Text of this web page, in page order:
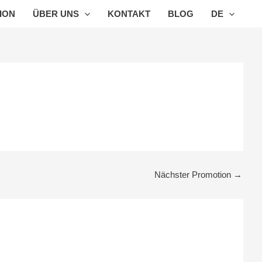
ÜBER UNS KONTAKT BLOG DE
Nächster Promotion →